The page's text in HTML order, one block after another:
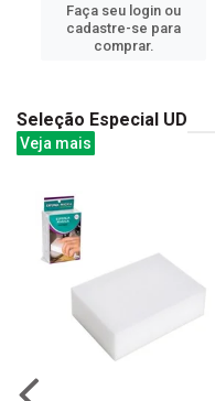
Faça seu login ou
cadastre-se para
comprar.
Seleção Especial UD
Veja mais